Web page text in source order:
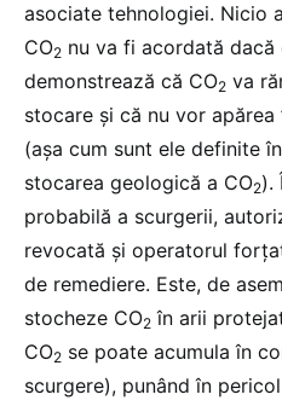
asociate tehnologiei. Nicio
CO2 nu va fi acordată dacă
demonstrează că CO2 va
stocare și că nu vor apărea
(așa cum sunt ele definite
stocarea geologică a CO2).
probabilă a scurgerii,
revocată și operatorul
de remediere. Este, de
stocheze CO2 în arii
CO2 se poate acumula în
scurgere), punând în